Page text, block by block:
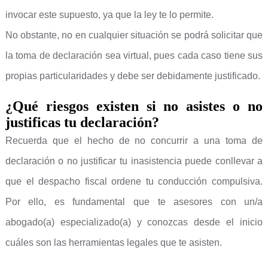
invocar este supuesto, ya que la ley te lo permite.
No obstante, no en cualquier situación se podrá solicitar que
la toma de declaración sea virtual, pues cada caso tiene sus
propias particularidades y debe ser debidamente justificado.
¿Qué riesgos existen si no asistes o no
justificas tu declaración?
Recuerda que el hecho de no concurrir a una toma de
declaración o no justificar tu inasistencia puede conllevar a
que el despacho fiscal ordene tu conducción compulsiva.
Por ello, es fundamental que te asesores con un/a
abogado(a) especializado(a) y conozcas desde el inicio
cuáles son las herramientas legales que te asisten.